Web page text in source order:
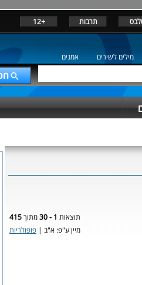
תרבות +12
מילים לשירים אמנים
תוצאות 1 - 30 מתוך415
מיין ע"פ: א"ב | פופולריות